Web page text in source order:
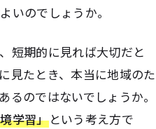
いのでしょうか。
短期的に見れば大切だと
見たとき、本当に地域のた
るのではないでしょうか。
学習」という考え方で